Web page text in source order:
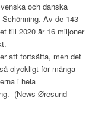
och danska
Av de 143
till 2020 är 16 miljoner
att fortsätta, men det
olyckligt för många
i hela
(News Øresund –